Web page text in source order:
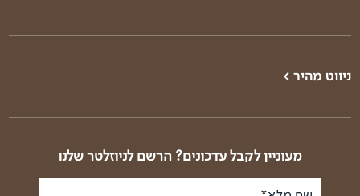
ניווט מהיר >
טרקים בארץ
טרק באלבניה וקוסובו
טרק באלבניה - רכס
זגוריה
מעוניין לקבל עדכונים? הרשם לניוזלטר שלנו